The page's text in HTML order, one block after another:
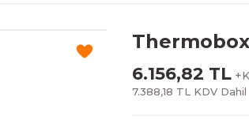
Thermobox
6.156,82 TL
7.388,18 TL KDV Dahil